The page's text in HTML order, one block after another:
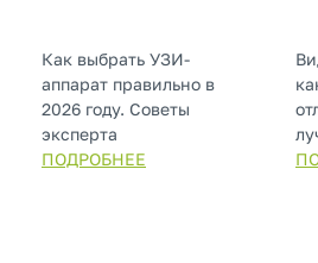
Как выбрать УЗИ-
аппарат правильно в
2026 году. Советы
эксперта
ПОДРОБНЕЕ